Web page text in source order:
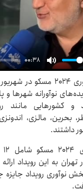
00:38
Mute
رویداد جایزه جهانی نوآوری
نوآورانه شهرها
کشورهایی مانند
بحرین، مالزی،
داشتند.
تهران به این رویداد